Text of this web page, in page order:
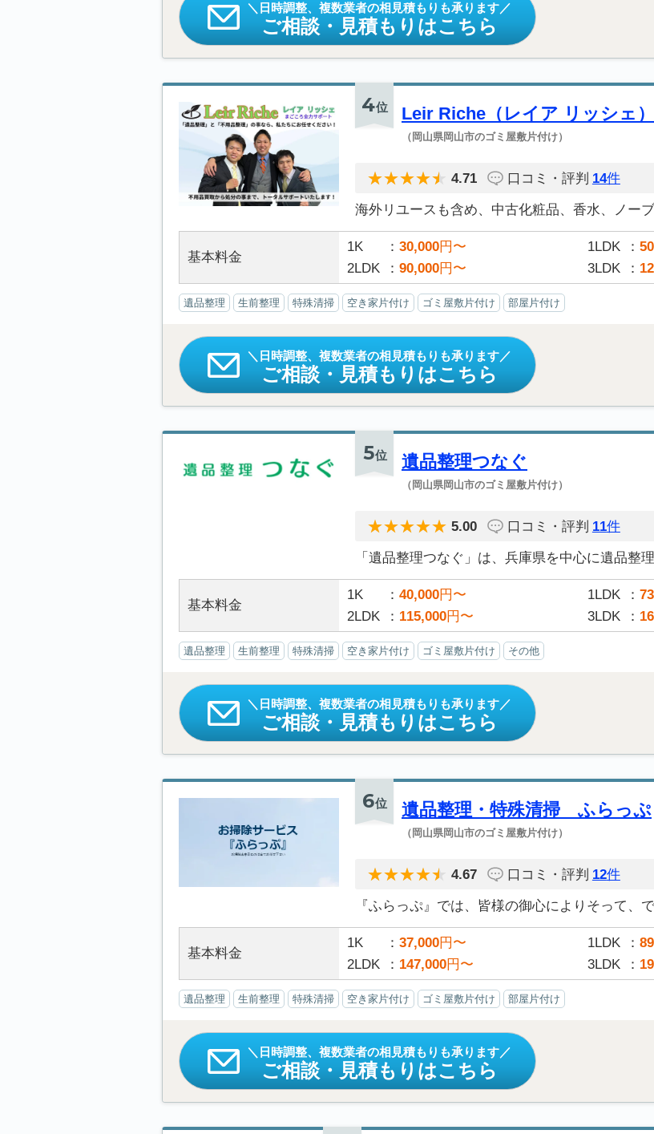
日時調整、複数業者の相見積もりも承ります
ご相談・見積もりはこちら
4位 Leir Riche（レイア リッシェ）
（岡山県岡山市のゴミ屋敷片付け）
4.71 口コミ・評判 14件
海外リユースも含め、中古化粧品、香水、ノー
基本料金
1K 30,000円〜 1LDK
2LDK
90,000円〜 3LDK
遺品整理 生前整理 特殊清掃 空き家片付け ゴミ屋敷片付け 部屋片付け
日時調整、複数業者の相見積もりも承ります
ご相談・見積もりはこちら
5位 遺品整理つなぐ
（岡山県岡山市のゴミ屋敷片付け）
5.00 口コミ・評判 11件
「遺品整理つなぐ」は、兵庫県を中心に遺品整
基本料金
1K 40,000円〜 1LDK
2LDK
115,000円〜 3LDK
遺品整理 生前整理 特殊清掃 空き家片付け ゴミ屋敷片付け その他
日時調整、複数業者の相見積もりも承ります
ご相談・見積もりはこちら
6位 遺品整理・特殊清掃 ふらっぷ
（岡山県岡山市のゴミ屋敷片付け）
4.67 口コミ・評判 12件
『ふらっぷ』では、皆様の御心によりそって、
基本料金
1K 37,000円〜 1LDK
2LDK
147,000円〜 3LDK
遺品整理 生前整理 特殊清掃 空き家片付け ゴミ屋敷片付け 部屋片付け
日時調整、複数業者の相見積もりも承ります
ご相談・見積もりはこちら